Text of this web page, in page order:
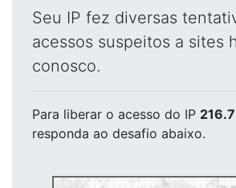
Seu IP fez diversas
acessos suspeitos a sites
conosco.
Para liberar o acesso do IP
responda ao desafio abaixo.